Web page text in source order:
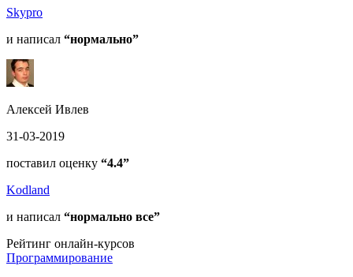
Skypro
и написал “нормально”
Алексей Ивлев
31-03-2019
поставил оценку “4.4”
Kodland
и написал “нормально все”
Рейтинг онлайн-курсов
Программирование